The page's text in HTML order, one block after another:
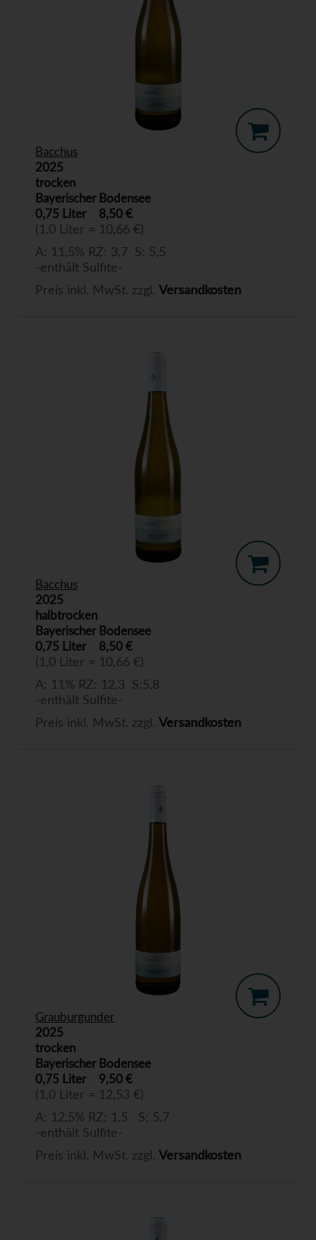
Bacchus
2025
trocken
Bayerischer Bodensee
0,75 Liter
8,50 €
(1,0 Liter = 10,66 €)
A: 11,5% RZ: 3,7 S: 5,5
-enthält Sulfite-
Preis inkl. MwSt. zzgl. Versandkosten
Bacchus
2025
halbtrocken
Bayerischer Bodensee
0,75 Liter
8,50 €
(1,0 Liter = 10,66 €)
A: 11% RZ: 12,3 S:5,8
-enthält Sulfite-
Preis inkl. MwSt. zzgl. Versandkosten
Grauburgunder
2025
trocken
Bayerischer Bodensee
0,75 Liter
9,50 €
(1,0 Liter = 12,53 €)
A: 12,5% RZ: 1,5 S: 5,7
-enthält Sulfite-
Preis inkl. MwSt. zzgl. Versandkosten